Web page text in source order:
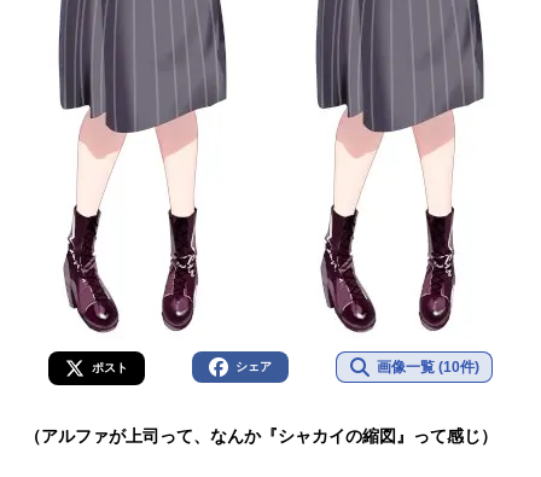
ポスト シェア 画像一覧 (10件)
（アルファが上司って、なんか『シャカイの縮図』って感じ）